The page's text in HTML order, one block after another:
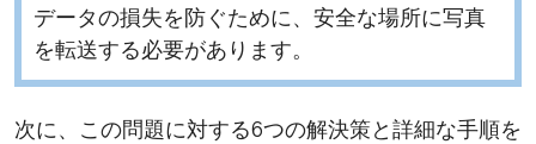
データの損失を防ぐために、安全な場所に写真
を転送する必要があります。
次に、この問題に対する6つの解決策と詳細な手順を